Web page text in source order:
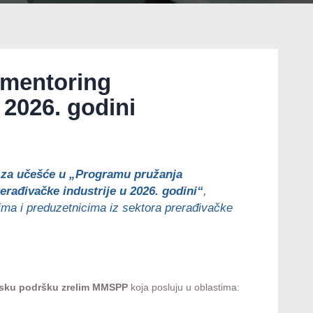
godini
učešće u „Programu pružanja
industrije u 2026. godini“,
i preduzetnicima iz sektora prerađivačke
podršku zrelim MMSPP koja posluju u oblastima: